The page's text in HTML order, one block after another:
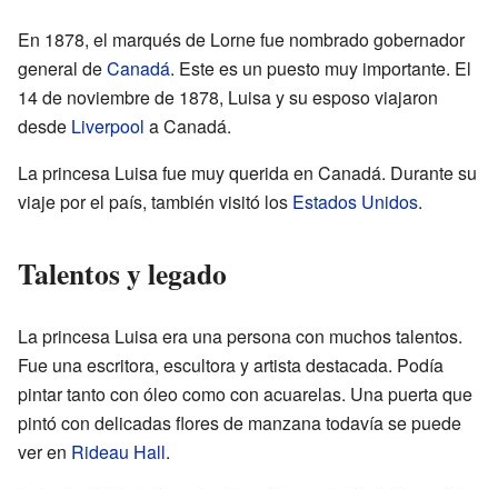
En 1878, el marqués de Lorne fue nombrado gobernador
general deCanadá. Este es un puesto muy importante. El
14 de noviembre de 1878, Luisa y su esposo viajaron
desde Liverpool a Canadá.
La princesa Luisa fue muy querida en Canadá. Durante su
viaje por el país, también visitó los Estados Unidos.
Talentos y legado
La princesa Luisa era una persona con muchos talentos.
Fue una escritora, escultora y artista destacada. Podía
pintar tanto con óleo como con acuarelas. Una puerta que
pintó con delicadas flores de manzana todavía se puede
ver en Rideau Hall.